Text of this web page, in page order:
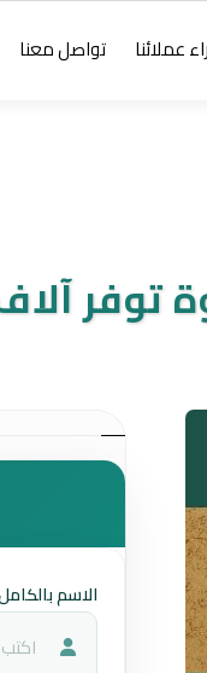
عملائنا تواصل معنا
آلاف
الاسم